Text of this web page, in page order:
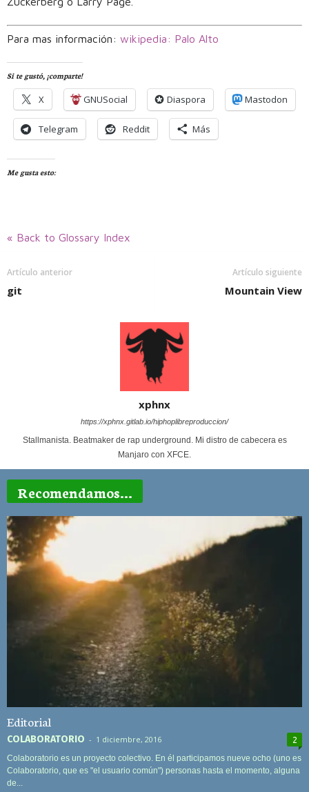
Para mas información: wikipedia: Palo Alto
Si te gustó, ¡comparte!
X GNUSocial Diaspora Mastodon
Telegram Reddit Más
Me gusta esto:
« Back to Glossary Index
Artículo anterior
git
Artículo siguiente
Mountain View
xphnx
https://xphnx.gitlab.io/hiphoplibreproduccion/
Stallmanista. Beatmaker de rap underground. Mi distro de cabecera es
Manjaro con XFCE.
Recomendamos...
Editorial
COLABORATORIO - 1 diciembre, 2016 2
Colaboratorio es un proyecto colectivo. En él participamos nueve ocho (uno es
Colaboratorio, que es "el usuario común") personas hasta el momento, alguna
de...